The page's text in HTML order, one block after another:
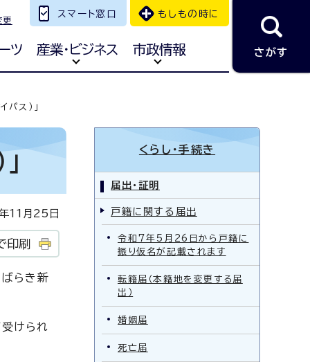
更
スマート窓口 もしもの時に
ツ 産業・ビジネス 市政情報 さがす
ス）」
11月25日
印刷
らき新
けられ
くらし・手続き
届出・証明
戸籍に関する届出
令和7年5月26日から戸籍に
振り仮名が記載されます
転籍届（本籍地を変更する届
出）
婚姻届
死亡届